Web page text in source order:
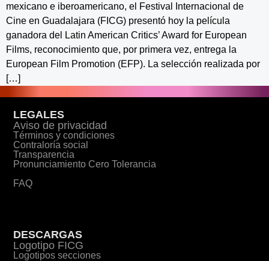
mexicano e iberoamericano, el Festival Internacional de
Cine en Guadalajara (FICG) presentó hoy la película
ganadora del Latin American Critics’ Award for European
Films, reconocimiento que, por primera vez, entrega la
European Film Promotion (EFP). La selección realizada por
[…]
LEGALES
Aviso de privacidad
Términos y condiciones
Contraloría social
Transparencia
Pronunciamiento Cero Tolerancia
FAQ
DESCARGAS
Logotipo FICG
Logotipos secciones